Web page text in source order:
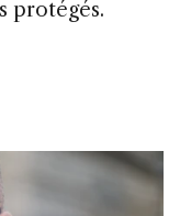
protégés.